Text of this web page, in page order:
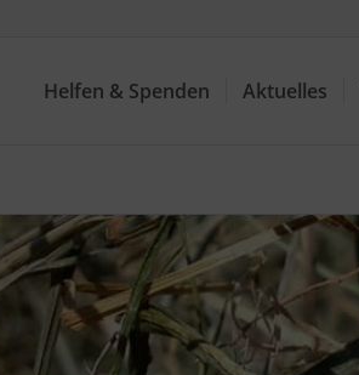
Helfen & Spenden Aktuelles